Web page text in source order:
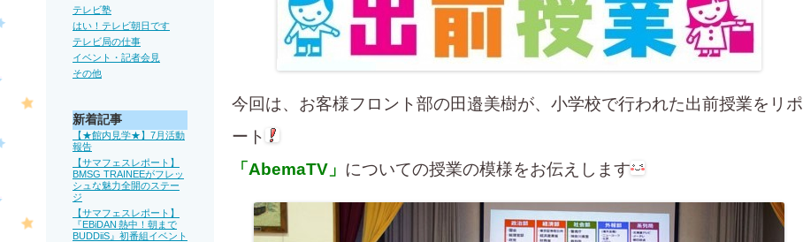
テレビ塾
はい！テレビ朝日です
テレビ局の仕事
イベント・記者会見
その他
新着記事
【★館内見学★】7月活動
報告
【サマフェスレポート】
BMSG TRAINEEがフレッ
シュな魅力全開のステー
ジ
【サマフェスレポート】
『EBiDAN 熱中！朝まで
BUDDiiS』初番組イベント
今回は、お客様フロント部の田邉美樹が、小学校で行われた出前授業をリポ
ート
「AbemaTV」 についての授業の模様をお伝えします